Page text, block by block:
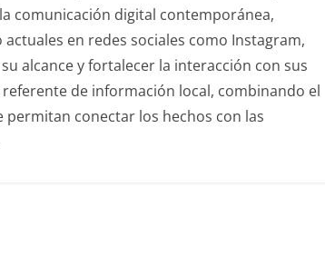
comunicación digital contemporánea,
en redes sociales como Instagram,
alcance y fortalecer la interacción con sus
de información local, combinando el
conectar los hechos con las